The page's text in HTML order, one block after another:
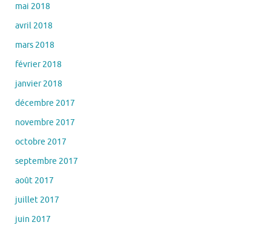
mai 2018
avril 2018
mars 2018
février 2018
janvier 2018
décembre 2017
novembre 2017
octobre 2017
septembre 2017
août 2017
juillet 2017
juin 2017